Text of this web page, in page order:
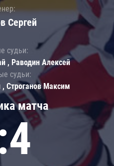
матча
Сергей
судьи:
, Раводин Алексей
судьи:
, Строганов Максим